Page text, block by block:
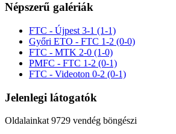
Népszerű galériák
FTC - Újpest 3-1 (1-1)
Győri ETO - FTC 1-2 (0-0)
FTC - MTK 2-0 (1-0)
PMFC - FTC 1-2 (0-1)
FTC - Videoton 0-2 (0-1)
Jelenlegi látogatók
Oldalainkat 9729 vendég böngészi